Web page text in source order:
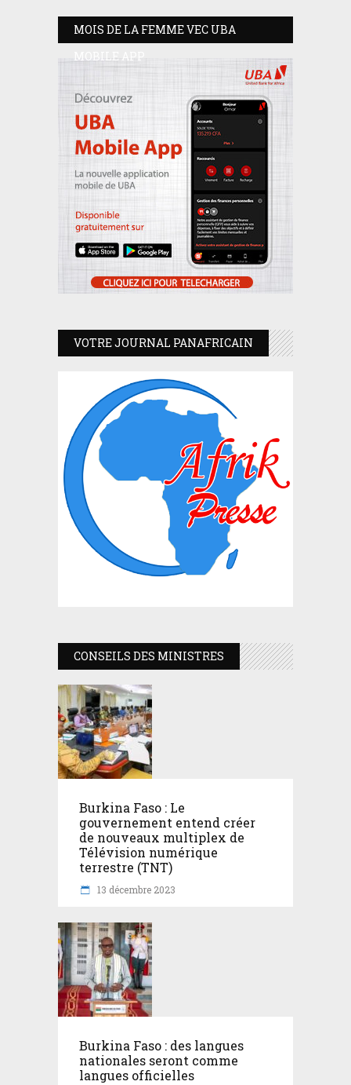
MOIS DE LA FEMME VEC UBA
MOBILE APP
VOTRE JOURNAL PANAFRICAIN
CONSEILS DES MINISTRES
Burkina Faso : Le
gouvernement entend créer
de nouveaux multiplex de
Télévision numérique
terrestre (TNT)
13 décembre 2023
Burkina Faso : des langues
nationales seront comme
langues officielles